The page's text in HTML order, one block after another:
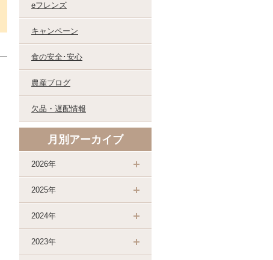
eフレンズ
キャンペーン
食の安全･安心
農産ブログ
欠品・遅配情報
月別アーカイブ
2026年
2025年
2024年
2023年